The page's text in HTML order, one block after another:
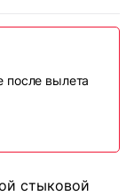
после вылета
стыковой